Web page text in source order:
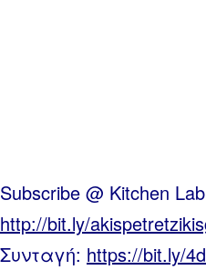
Subscribe @ Kitchen
http://bit.ly/
Συνταγή: https://bit.ly/